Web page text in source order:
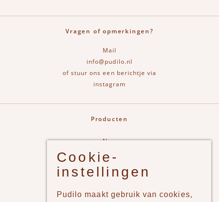
Vragen of opmerkingen?
Mail
info@pudilo.nl
of stuur ons een berichtje via
instagram
Producten
New
Jongens
Meisjes
Cookie-
instellingen
Pudilo maakt gebruik van cookies,